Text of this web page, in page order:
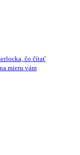
čo čítať
mieru vám